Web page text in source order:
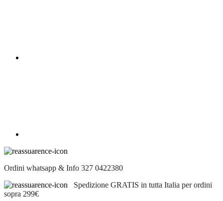
Ordini whatsapp & Info 327 0422380
Spedizione GRATIS in tutta Italia per ordini
sopra 299€